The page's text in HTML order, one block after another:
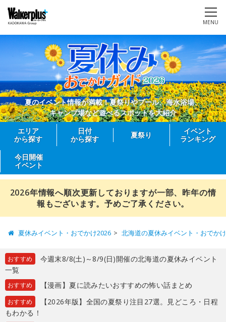
MENU
夏のイベント情報が満載！夏祭りやプール、海水浴場、
キャンプ場など遊べるスポットを大紹介
エリア
から探す
日付
から探す
夏祭り
イベント
ランキング
今日開催
イベント
2026年情報へ順次更新しておりますが一部、昨年の情
報もございます。予めご了承ください。
夏休みイベント・おでかけ2026 北海道の夏休みイベント・おでか
おすすめ
今週末8/8(土)～8/9(日)開催の北海道の夏休みイベント
一覧
おすすめ 【漫画】夏に読みたいおすすめの怖い話まとめ
おすすめ
【2026年版】全国の夏祭り注目27選。見どころ・日程
もわかる！